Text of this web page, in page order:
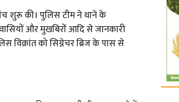
शुरू की। पुलिस टीम ने थाने के
और मुखबिरों आदि से जानकारी
विक्रांत को सिग्नेचर ब्रिज के पास से